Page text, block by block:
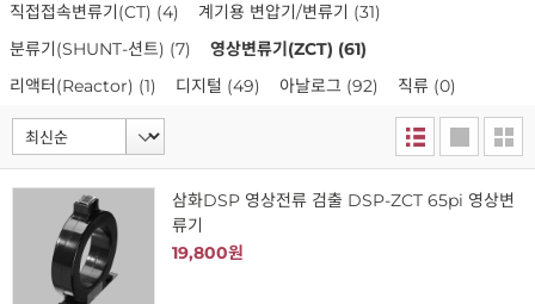
직접접속변류기(CT) (4) 계기용 변압기/변류기 (31)
분류기(SHUNT-션트) (7) 영상변류기(ZCT) (61)
리액터(Reactor) (1) 디지털 (49) 아날로그 (92) 직류 (0)
삼화DSP 영상전류 검출 DSP-ZCT 65pi 영상변
류기
19,800원